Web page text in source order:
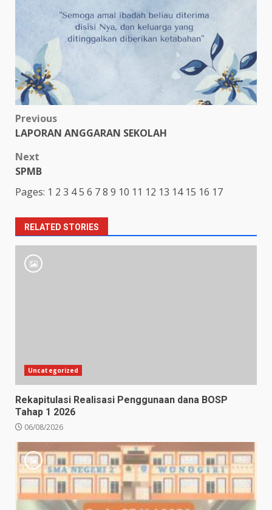
Post
Previous
LAPORAN ANGGARAN SEKOLAH
Next
SPMB
Pages: 1 2 3 45 6 78 9 10 11 12 13 14 15 16 17
RELATED STORIES
Uncategorized
Rekapitulasi Realisasi Penggunaan dana BOSP
Tahap 1 2026
06/08/2026